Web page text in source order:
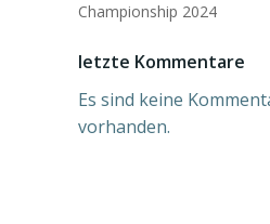
Championship 2024
letzte Kommentare
Es sind keine
vorhanden.